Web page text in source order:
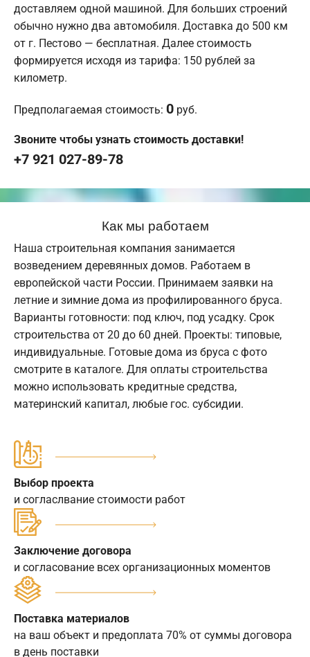
доставляем одной машиной. Для больших строений
обычно нужно два автомобиля. Доставка до 500 км
от г. Пестово — бесплатная. Далее стоимость
формируется исходя из тарифа: 150 рублей за
километр.
Предполагаемая стоимость: 0 руб.
Звоните чтобы узнать стоимость доставки!
+7 921 027-89-78
Как мы работаем
Наша строительная компания занимается
возведением деревянных домов. Работаем в
европейской части России. Принимаем заявки на
летние и зимние дома из профилированного бруса.
Варианты готовности: под ключ, под усадку. Срок
строительства от 20 до 60 дней. Проекты: типовые,
индивидуальные. Готовые дома из бруса с фото
смотрите в каталоге. Для оплаты строительства
можно использовать кредитные средства,
материнский капитал, любые гос. субсидии.
Выбор проекта
и согласлвание стоимости работ
Заключение договора
и согласование всех организационных моментов
Поставка материалов
на ваш объект и предоплата 70% от суммы договора
в день поставки